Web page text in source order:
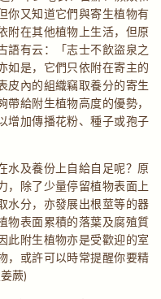
你又知道它們與寄生植物有
附在其他植物上生活，但原
語有云：「志士不飲盜泉之
如是，它們只依附在寄主的
皮內的組織竊取養分的寄生
給附生植物高度的優勢，
增加傳播花粉、種子或孢子
水及養份上自給自足呢？原
，除了少量停留植物表面上
水分，亦發展出根莖等的器
物表面累積的落葉及腐殖質
此附生植物亦是受歡迎的室
，或許可以時常提醒你要精
蕨)